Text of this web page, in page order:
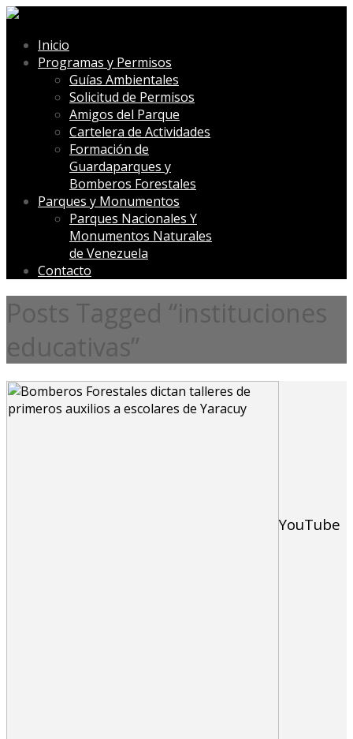
Inicio
Programas y Permisos
Guías Ambientales
Solicitud de Permisos
Amigos del Parque
Cartelera de Actividades
Formación de
Guardaparques y
Bomberos Forestales
Parques y Monumentos
Parques Nacionales Y
Monumentos Naturales
de Venezuela
Contacto
Posts Tagged “instituciones
educativas”
YouTube